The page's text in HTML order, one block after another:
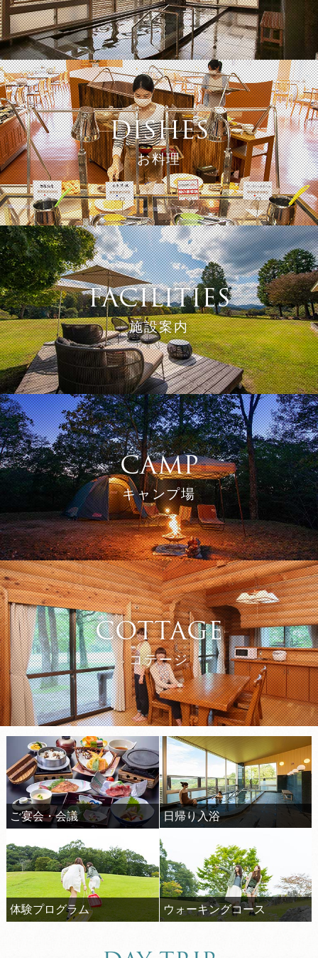
DISHES
お料理
ご夕食 朝食
FACILITIES
施設案内
館内施設 屋外施設
CAMP
キャンプ場
COTTAGE
コテージ
ご宴会・会議 日帰り入浴
体験プログラム ウォーキングコース